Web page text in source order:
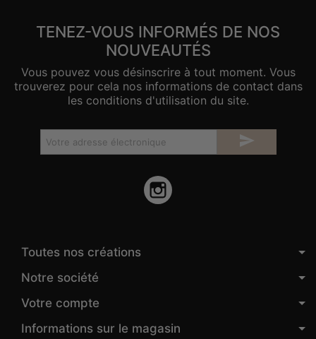
TENEZ-VOUS INFORMÉS DE NOS
NOUVEAUTÉS
Vous pouvez vous désinscrire à tout moment. Vous
trouverez pour cela nos informations de contact dans
les conditions d'utilisation du site.

Toutes nos créations
Notre société
Votre compte
Informations sur le magasin